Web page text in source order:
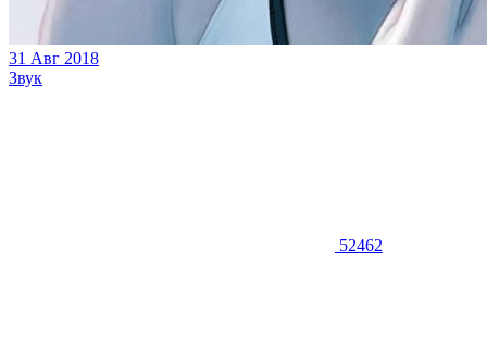
31 Авг 2018
Звук
52462